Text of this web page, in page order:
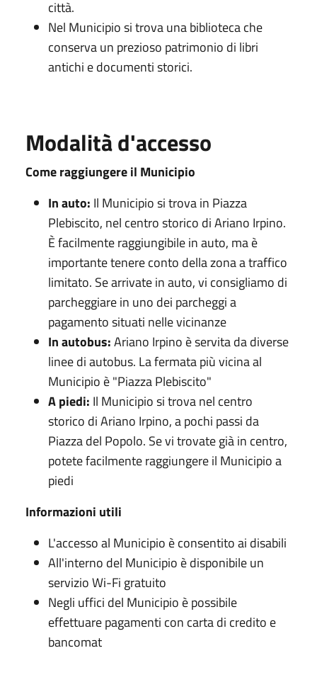
città.
Nel Municipio si trova una biblioteca che
conserva un prezioso patrimonio di libri
antichi e documenti storici.
Modalità d'accesso
Come raggiungere il Municipio
In auto: Il Municipio si trova in Piazza
Plebiscito, nel centro storico di Ariano Irpino.
È facilmente raggiungibile in auto, ma è
importante tenere conto della zona a traffico
limitato. Se arrivate in auto, vi consigliamo di
parcheggiare in uno dei parcheggi a
pagamento situati nelle vicinanze
In autobus:Ariano Irpino è servita da diverse
linee di autobus. La fermata più vicina al
Municipio è "Piazza Plebiscito"
A piedi: Il Municipio si trova nel centro
storico di Ariano Irpino, a pochi passi da
Piazza del Popolo. Se vi trovate già in centro,
potete facilmente raggiungere il Municipio a
piedi
Informazioni utili
L'accesso al Municipio è consentito ai disabili
All'interno del Municipio è disponibile un
servizio Wi-Fi gratuito
Negli uffici del Municipio è possibile
effettuare pagamenti con carta di credito e
bancomat